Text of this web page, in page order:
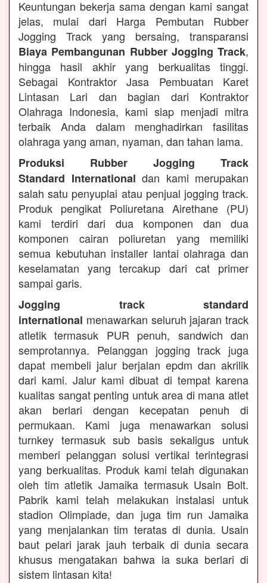
Keuntungan bekerja sama dengan kami sangat
jelas, mulai dari Harga Pembutan Rubber
Jogging Track yang bersaing, transparansi
Biaya Pembangunan Rubber Jogging Track,
hingga hasil akhir yang berkualitas tinggi.
Sebagai Kontraktor Jasa Pembuatan Karet
Lintasan Lari dan bagian dari Kontraktor
Olahraga Indonesia, kami siap menjadi mitra
terbaik Anda dalam menghadirkan fasilitas
olahraga yang aman, nyaman, dan tahan lama.
Produksi Rubber Jogging Track
Standard International dan kami merupakan
salah satu penyuplai atau penjual jogging track.
Produk pengikat Poliuretana Airethane (PU)
kami terdiri dari dua komponen dan dua
komponen cairan poliuretan yang memiliki
semua kebutuhan installer lantai olahraga dan
keselamatan yang tercakup dari cat primer
sampai garis.
Jogging track standard
international menawarkan seluruh jajaran track
atletik termasuk PUR penuh, sandwich dan
semprotannya. Pelanggan jogging track juga
dapat membeli jalur berjalan epdm dan akrilik
dari kami. Jalur kami dibuat di tempat karena
kualitas sangat penting untuk area di mana atlet
akan berlari dengan kecepatan penuh di
permukaan. Kami juga menawarkan solusi
turnkey termasuk sub basis sekaligus untuk
memberi pelanggan solusi vertikal terintegrasi
yang berkualitas. Produk kami telah digunakan
oleh tim atletik Jamaika termasuk Usain Bolt.
Pabrik kami telah melakukan instalasi untuk
stadion Olimpiade, dan juga tim run Jamaika
yang menjalankan tim teratas di dunia. Usain
baut pelari jarak jauh terbaik di dunia secara
khusus mengatakan bahwa ia suka berlari di
sistem lintasan kita!